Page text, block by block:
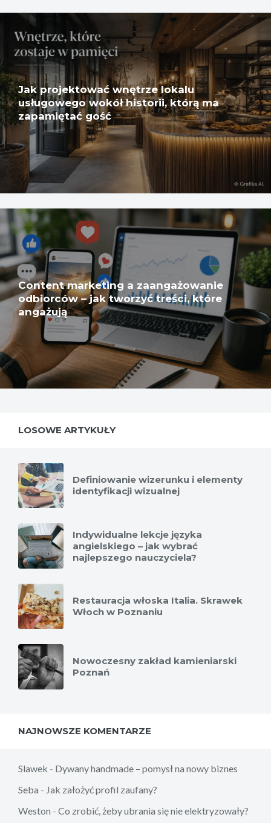
Jak projektować wnętrze lokalu
usługowego wokół historii, którą ma
zapamiętać gość
Content marketing a zaangażowanie
odbiorców – jak tworzyć treści, które
angażują
LOSOWE ARTYKUŁY
Definiowanie wizerunku i elementy
identyfikacji wizualnej
Indywidualne lekcje języka
angielskiego – jak wybrać
najlepszego nauczyciela?
Restauracja włoska Italia. Skrawek
Włoch w Poznaniu
Nowoczesny zakład kamieniarski
Poznań
NAJNOWSZE KOMENTARZE
Slawek - Dywany handmade – pomysł na nowy biznes
Seba - Jak założyć profil zaufany?
Weston - Co zrobić, żeby ubrania się nie elektryzowały?